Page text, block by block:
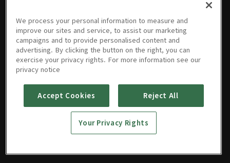
에피소드
08/20/2023 • 1시간 10분
29회 30회
We process your personal information to measure and
improve our sites and service, to assist our marketing
campaigns and to provide personalised content and
advertising. By clicking the button on the right, you can
exercise your privacy rights. For more information see our
privacy notice
Accept Cookies Reject All
Your Privacy Rights